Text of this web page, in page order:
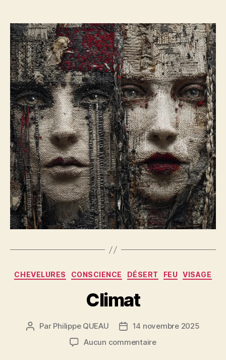
Catégories
CHEVELURES CONSCIENCE DÉSERT FEU VISAGE
Climat
Auteur
Par Philippe QUEAU
Date14 novembre 2025
Aucun commentairesur